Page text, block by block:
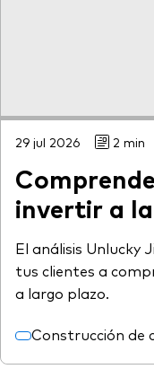
Renta fija
Multiactivos
Invierte con
Perspectiva
mercados de
29 jul 2026 2 min
invertir a
El análisis Unlucky
tus clientes a
a largo plazo.
Construcción de